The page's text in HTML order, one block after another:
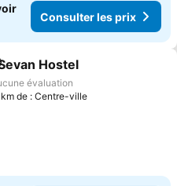
Consulter les prix
à mes favoris
Hostel
évaluation
km de : Centre-ville